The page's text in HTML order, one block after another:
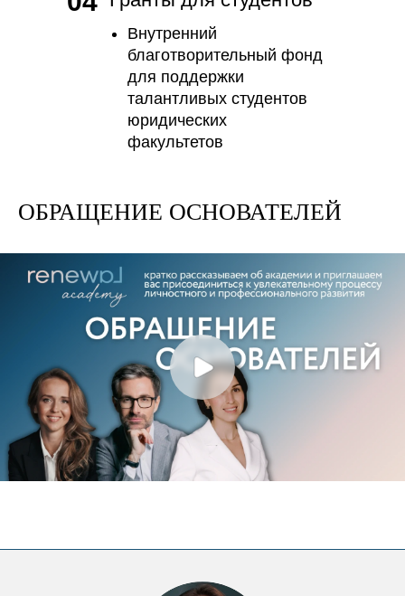
Внутренний
благотворительный фонд
для поддержки
талантливых студентов
юридических
факультетов
ОБРАЩЕНИЕ ОСНОВАТЕЛЕЙ